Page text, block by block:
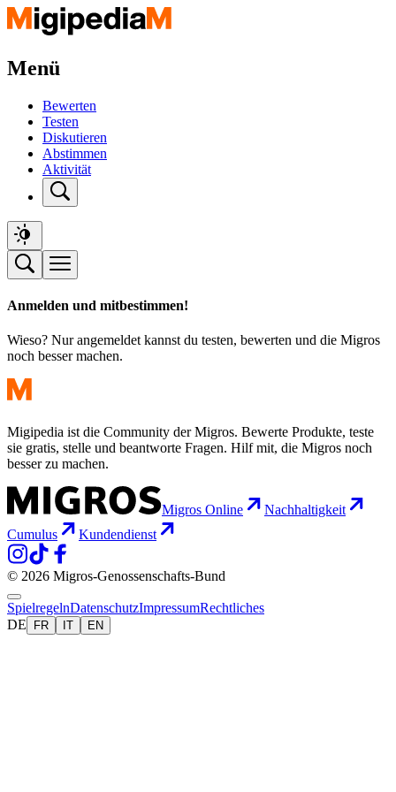
Menü
Bewerten
Testen
Diskutieren
Abstimmen
Aktivität
Anmelden und mitbestimmen!
Wieso? Nur angemeldet kannst du testen, bewerten und die Migros
noch besser machen.
Migipedia ist die Community der Migros. Bewerte Produkte, teste
sie gratis, stelle und beantworte Fragen. Hilf mit, die Migros noch
besser zu machen.
Migros Online
Nachhaltigkeit
Cumulus
Kundendienst
© 2026 Migros-Genossenschafts-Bund
SpielregelnDatenschutzImpressumRechtliches
DE
FR IT EN